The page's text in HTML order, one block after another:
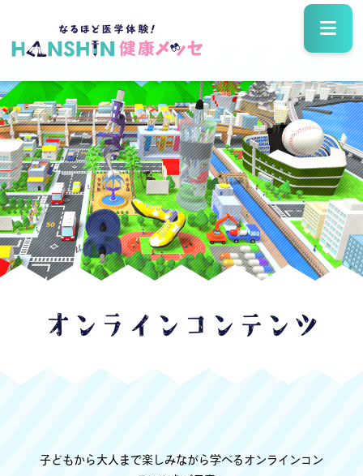
オンラインコンテンツ
子どもから大人まで楽しみながら学べるオンラインコン